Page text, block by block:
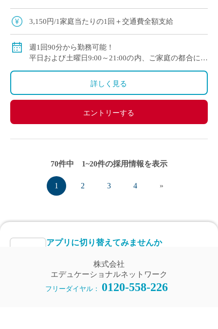
アプリに切り替えてみませんか
アプリ限定のコラムを配信中！
3,150円/1家庭当たりの1回＋交通費全額支給
週1回90分から勤務可能！
平日および土曜日9:00～21:00の内、ご家庭の都合に合
ご自身のご都合の良い時間帯のご家庭をお願いしま
※5月～3月で実施します。
金曜日 14:00～15:30 F家庭／18:00～19:30 G家庭
詳しく見る
エントリーする
70件中 1~20件の採用情報を表示
1 2 3 4 »
株式会社
エデュケーショナルネットワーク
フリーダイヤル： 0120-558-226